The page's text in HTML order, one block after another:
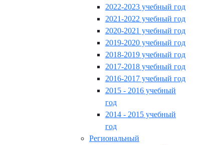
2022-2023 учебный год
2021-2022 учебный год
2020-2021 учебный год
2019-2020 учебный год
2018-2019 учебный год
2017-2018 учебный год
2016-2017 учебный год
2015 - 2016 учебный
год
2014 - 2015 учебный
год
Региональный